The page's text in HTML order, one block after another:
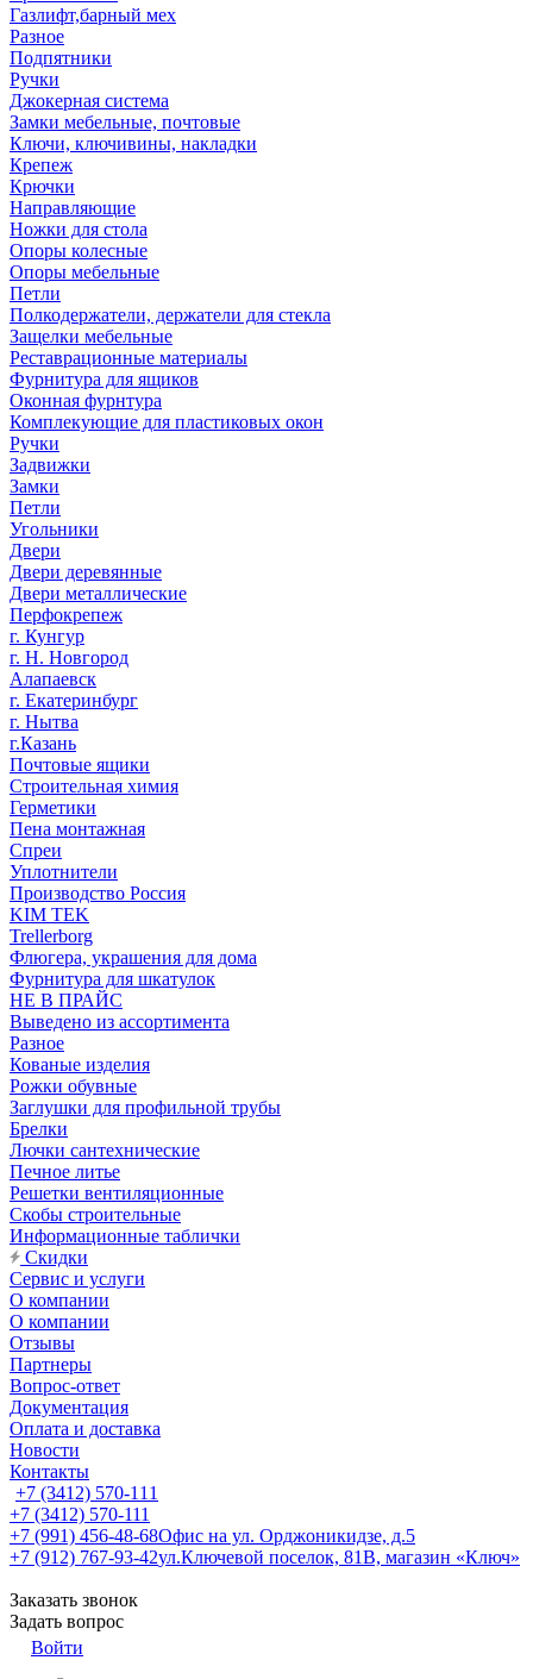
Газлифт,барный мех
Разное
Подпятники
Ручки
Джокерная система
Замки мебельные, почтовые
Ключи, ключивины, накладки
Крепеж
Крючки
Направляющие
Ножки для стола
Опоры колесные
Опоры мебельные
Петли
Полкодержатели, держатели для стекла
Защелки мебельные
Реставрационные материалы
Фурнитура для ящиков
Оконная фурнтура
Комплекующие для пластиковых окон
Ручки
Задвижки
Замки
Петли
Угольники
Двери
Двери деревянные
Двери металлические
Перфокрепеж
г. Кунгур
г. Н. Новгород
Алапаевск
г. Екатеринбург
г. Нытва
г.Казань
Почтовые ящики
Строительная химия
Герметики
Пена монтажная
Спреи
Уплотнители
Производство Россия
KIM TEK
Trellerborg
Флюгера, украшения для дома
Фурнитура для шкатулок
НЕ В ПРАЙС
Выведено из ассортимента
Разное
Кованые изделия
Рожки обувные
Заглушки для профильной трубы
Брелки
Лючки сантехнические
Печное литье
Решетки вентиляционные
Скобы строительные
Информационные таблички
Скидки
Сервис и услуги
О компании
О компании
Отзывы
Партнеры
Вопрос-ответ
Документация
Оплата и доставка
Новости
Контакты
+7 (3412) 570-111
+7 (3412) 570-111
+7 (991) 456-48-68Офис на ул. Орджоникидзе, д.5
+7 (912) 767-93-42ул.Ключевой поселок, 81В, магазин «Ключ»
Заказать звонок
Задать вопрос
Войти